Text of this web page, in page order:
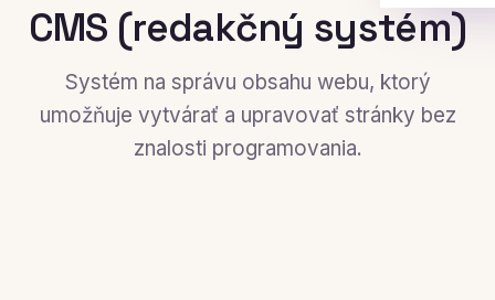
CMS (redakčný systém)
Systém na správu obsahu webu, ktorý
umožňuje vytvárať a upravovať stránky bez
znalosti programovania.